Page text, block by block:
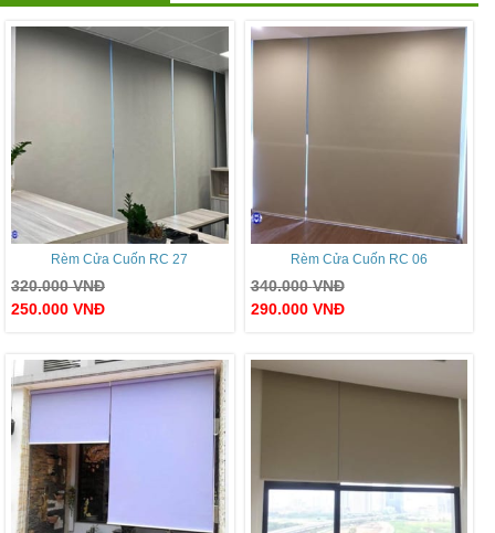
Rèm Cửa Cuốn RC 27
320.000VNĐ
250.000 VNĐ
Rèm Cửa Cuốn RC 06
340.000VNĐ
290.000 VNĐ